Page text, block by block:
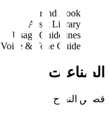
Brand Book
Asset Library
Usage Guidelines
Voice & Tone Guide
الصناعات
قصص النجاح